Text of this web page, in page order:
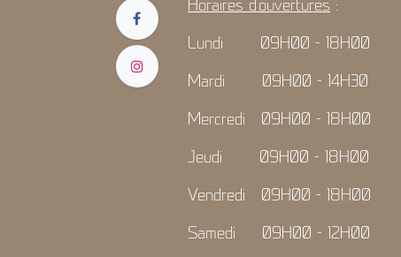
Horaires d'ouvertures :
Lundi 09H00 - 18H00
Mardi 09H00 - 14H30
Mercredi 09H00 - 18H00
Jeudi 09H00 - 18H00
Vendredi 09H00 - 18H00
Samedi 09H00 - 12H00